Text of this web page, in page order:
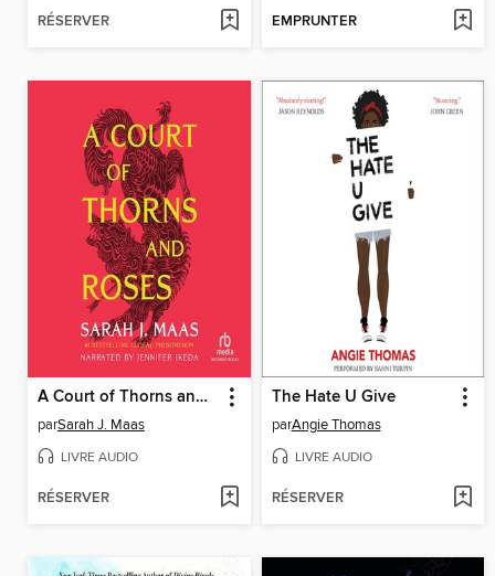
RÉSERVER EMPRUNTER
A Court of Thorns and Roses
parSarah J. Maas
LIVRE AUDIO
RÉSERVER
The Hate U Give
parAngie Thomas
LIVRE AUDIO
RÉSERVER